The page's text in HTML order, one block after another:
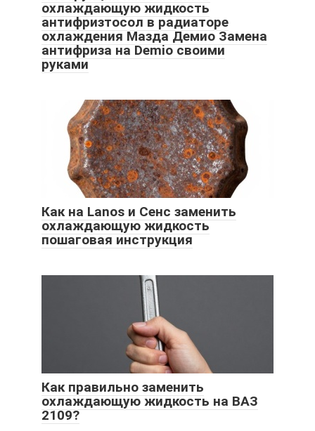
охлаждающую жидкость
антифризтосол в радиаторе
охлаждения Мазда Демио Замена
антифриза на Demio своими
руками
Как на Lanos и Сенс заменить
охлаждающую жидкость
пошаговая инструкция
Как правильно заменить
охлаждающую жидкость на ВАЗ
2109?